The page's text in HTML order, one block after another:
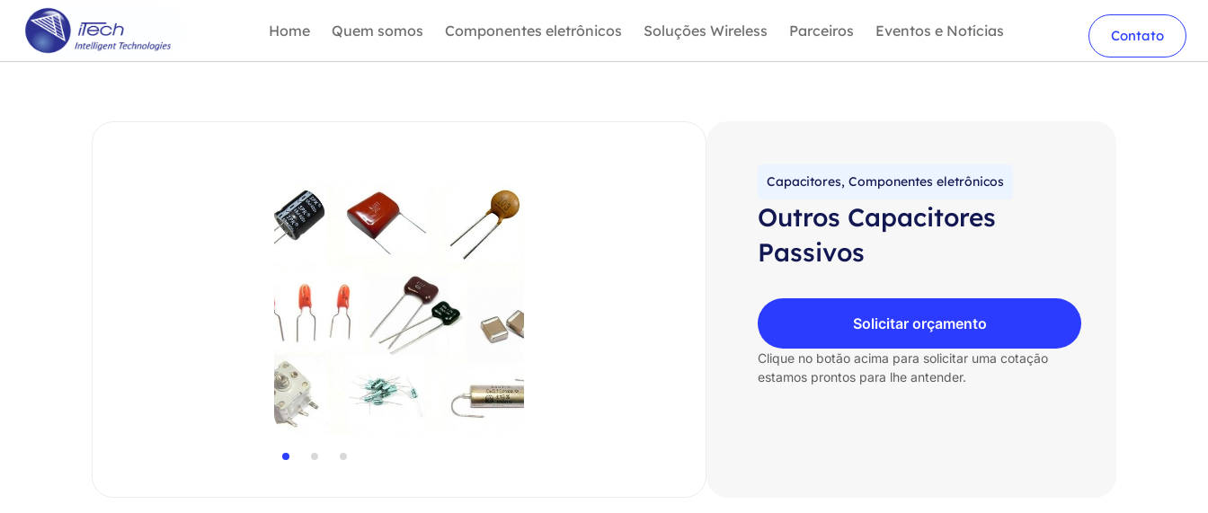
Home Quem somos Componentes eletrônicos Soluções Wireless Parceiros Eventos e Notícias Contato
Capacitores, Componentes eletrônicos
Outros Capacitores
Passivos
Solicitar orçamento
Clique no botão acima para solicitar uma cotação
estamos prontos para lhe antender.